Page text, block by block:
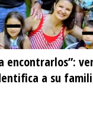
encontrarlos”:
a su